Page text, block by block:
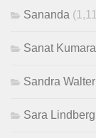
Sananda
Sanat Kumara
Sandra
Sara Lindberg